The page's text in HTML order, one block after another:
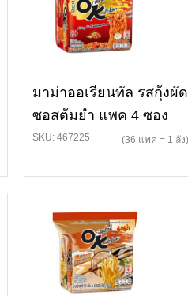
มาม่าออเรียนทัล รสกุ้งผัด
ซอสต้มยำ แพค 4 ซอง
SKU: 467225 (36 แพค = 1 ลัง)